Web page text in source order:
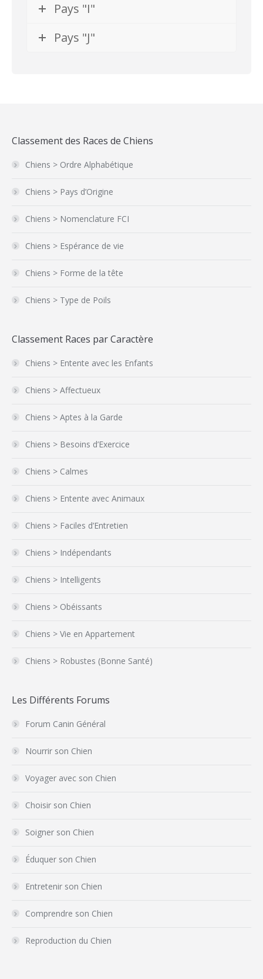
Pays "I"
Pays "J"
Classement des Races de Chiens
Chiens > Ordre Alphabétique
Chiens > Pays d’Origine
Chiens > Nomenclature FCI
Chiens > Espérance de vie
Chiens > Forme de la tête
Chiens > Type de Poils
Classement Races par Caractère
Chiens > Entente avec les Enfants
Chiens > Affectueux
Chiens > Aptes à la Garde
Chiens > Besoins d’Exercice
Chiens > Calmes
Chiens > Entente avec Animaux
Chiens > Faciles d’Entretien
Chiens > Indépendants
Chiens > Intelligents
Chiens > Obéissants
Chiens > Vie en Appartement
Chiens > Robustes (Bonne Santé)
Les Différents Forums
Forum Canin Général
Nourrir son Chien
Voyager avec son Chien
Choisir son Chien
Soigner son Chien
Éduquer son Chien
Entretenir son Chien
Comprendre son Chien
Reproduction du Chien